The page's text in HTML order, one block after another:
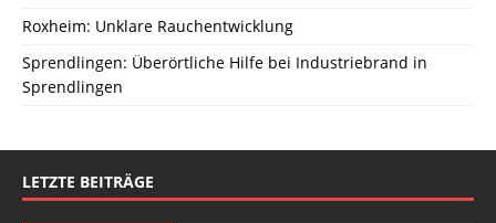
Roxheim: Unklare Rauchentwicklung
Sprendlingen: Überörtliche Hilfe bei Industriebrand in
Sprendlingen
LETZTE BEITRÄGE